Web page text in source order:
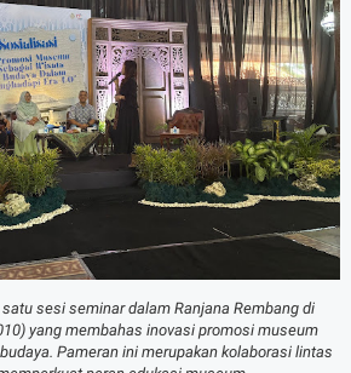
satu sesi seminar dalam Ranjana Rembang di
yang membahas inovasi promosi museum
Pameran ini merupakan kolaborasi lintas